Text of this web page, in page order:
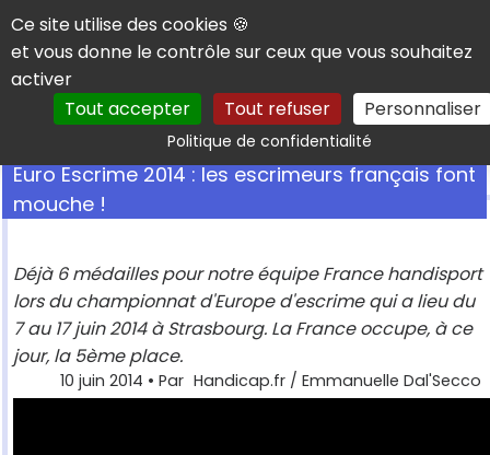
Panneau de gestion des cookies
Ce site utilise des cookies 🍪
et vous donne le contrôle sur ceux que vous souhaitez
activer
Tout accepter
Tout refuser Personnaliser
Politique de confidentialitéRechercher
Euro Escrime 2014 : les escrimeurs français font
mouche !
Déjà 6 médailles pour notre équipe France handisport
lors du championnat d'Europe d'escrime qui a lieu du
7 au 17 juin 2014 à Strasbourg. La France occupe, à ce
jour, la 5ème place.
10 juin 2014 • Par Handicap.fr / Emmanuelle Dal'Secco